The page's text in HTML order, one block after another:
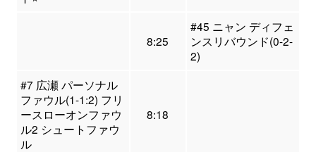
8:25
#45 ニャン ディフェ
ンスリバウンド(0-2-
2)
#7 広瀬 パーソナル
ファウル(1-1:2) フリ
ースローオンファウ
ル2 シュートファウ
ル
8:18